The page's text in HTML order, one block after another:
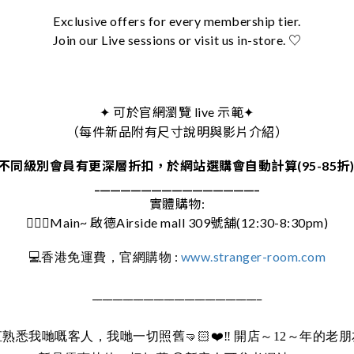
Exclusive offers for every membership tier.
Join our Live sessions or visit us in-store. ♡
✦ 可於官網瀏覽 live 示範✦
（每件新品附有尺寸說明與影片介紹）
同級別會員有更深層折扣，於網站選購會自動計算(95-85折)
實體購物:
🚶🏻‍♀️Main~ 啟德Airside mall 309號舖(12:30-8:30pm)
💻香港免運費，官網購物 : www.stranger-room.com
悉我哋嘅客人，我哋一切照舊🤜🏻❤️‼️ 開店～12～年的老朋